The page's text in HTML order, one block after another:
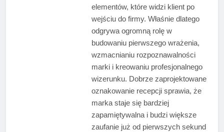
elementów, które widzi klient po
wejściu do firmy. Właśnie dlatego
odgrywa ogromną rolę w
budowaniu pierwszego wrażenia,
wzmacnianiu rozpoznawalności
marki i kreowaniu profesjonalnego
wizerunku. Dobrze zaprojektowane
oznakowanie recepcji sprawia, że
marka staje się bardziej
zapamiętywalna i budzi większe
zaufanie już od pierwszych sekund